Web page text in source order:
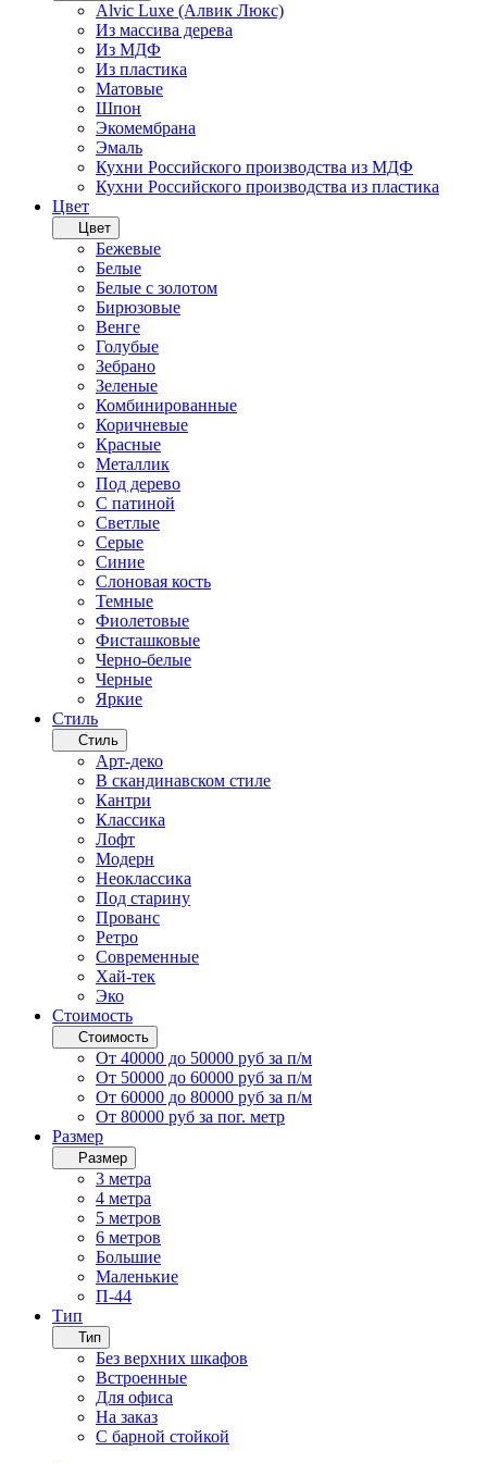
Alvic Luxe (Алвик Люкс)
Из массива дерева
Из МДФ
Из пластика
Матовые
Шпон
Экомембрана
Эмаль
Кухни Российского производства из МДФ
Кухни Российского производства из пластика
Цвет
Цвет
Бежевые
Белые
Белые с золотом
Бирюзовые
Венге
Голубые
Зебрано
Зеленые
Комбинированные
Коричневые
Красные
Металлик
Под дерево
С патиной
Светлые
Серые
Синие
Слоновая кость
Темные
Фиолетовые
Фисташковые
Черно-белые
Черные
Яркие
Стиль
Стиль
Арт-деко
В скандинавском стиле
Кантри
Классика
Лофт
Модерн
Неоклассика
Под старину
Прованс
Ретро
Современные
Хай-тек
Эко
Стоимость
Стоимость
От 40000 до 50000 руб за п/м
От 50000 до 60000 руб за п/м
От 60000 до 80000 руб за п/м
От 80000 руб за пог. метр
Размер
Размер
3 метра
4 метра
5 метров
6 метров
Большие
Маленькие
П-44
Тип
Тип
Без верхних шкафов
Встроенные
Для офиса
На заказ
С барной стойкой